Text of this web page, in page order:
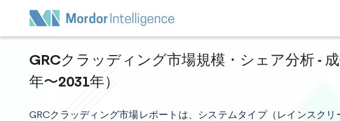
GRCクラッディング市場規模・シェア分析 -
年〜2031年）
GRCクラッディング市場レポートは、システムタイプ（レインスク